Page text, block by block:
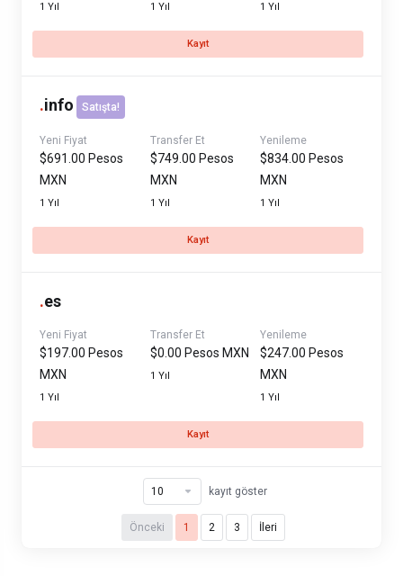
1 Yıl 1 Yıl 1 Yıl
Kayıt
.info Satışta!
Yeni Fiyat
$691.00 Pesos
MXN
1 Yıl
Transfer Et
$749.00 Pesos
MXN
1 Yıl
Yenileme
$834.00 Pesos
MXN
1 Yıl
Kayıt
.es
Yeni Fiyat
$197.00 Pesos
MXN
1 Yıl
Transfer Et
$0.00 Pesos MXN
1 Yıl
Yenileme
$247.00 Pesos
MXN
1 Yıl
Kayıt
Önceki 1 2 3 İleri
kayıt göster